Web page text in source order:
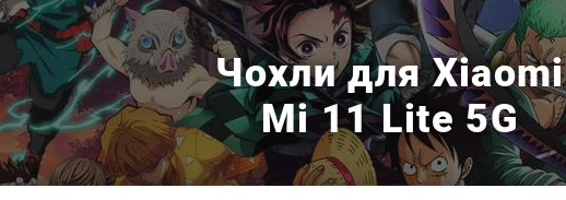
Чохли для Xiaomi
Mi 11 Lite 5G